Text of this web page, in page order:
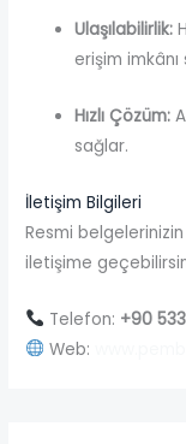
Ulaşılabilirlik:
erişim imkânı
Hızlı Çözüm:
sağlar.
İletişim Bilgileri
Resmi
iletişime
Telefon: +90
Web: